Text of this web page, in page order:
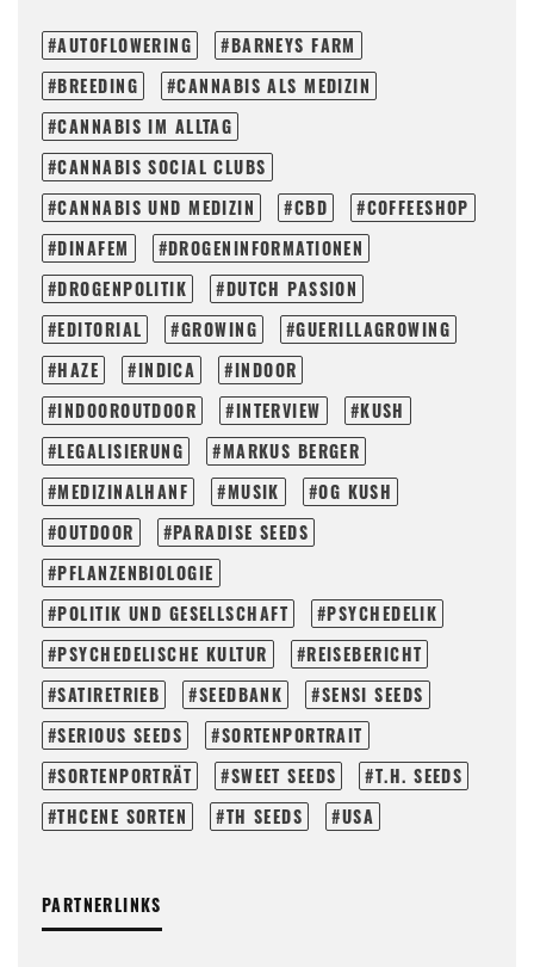
AUTOFLOWERING
BARNEYS FARM
BREEDING
CANNABIS ALS MEDIZIN
CANNABIS IM ALLTAG
CANNABIS SOCIAL CLUBS
CANNABIS UND MEDIZIN
CBD
COFFEESHOP
DINAFEM
DROGENINFORMATIONEN
DROGENPOLITIK
DUTCH PASSION
EDITORIAL
GROWING
GUERILLAGROWING
HAZE
INDICA
INDOOR
INDOOROUTDOOR
INTERVIEW
KUSH
LEGALISIERUNG
MARKUS BERGER
MEDIZINALHANF
MUSIK
OG KUSH
OUTDOOR
PARADISE SEEDS
PFLANZENBIOLOGIE
POLITIK UND GESELLSCHAFT
PSYCHEDELIK
PSYCHEDELISCHE KULTUR
REISEBERICHT
SATIRETRIEB
SEEDBANK
SENSI SEEDS
SERIOUS SEEDS
SORTENPORTRAIT
SORTENPORTRÄT
SWEET SEEDS
T.H. SEEDS
THCENE SORTEN
TH SEEDS USA
PARTNERLINKS